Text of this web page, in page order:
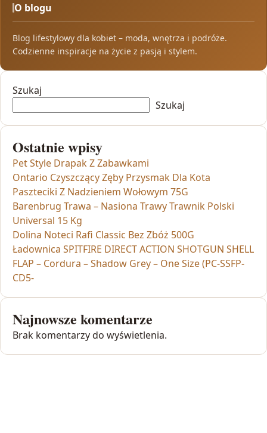
O blogu
Blog lifestylowy dla kobiet – moda, wnętrza i podróże.
Codzienne inspiracje na życie z pasją i stylem.
Szukaj
Szukaj
Ostatnie wpisy
Pet Style Drapak Z Zabawkami
Ontario Czyszczący Zęby Przysmak Dla Kota
Paszteciki Z Nadzieniem Wołowym 75G
Barenbrug Trawa – Nasiona Trawy Trawnik Polski
Universal 15 Kg
Dolina Noteci Rafi Classic Bez Zbóż 500G
Ładownica SPITFIRE DIRECT ACTION SHOTGUN SHELL
FLAP – Cordura – Shadow Grey – One Size (PC-SSFP-
CD5-
Najnowsze komentarze
Brak komentarzy do wyświetlenia.